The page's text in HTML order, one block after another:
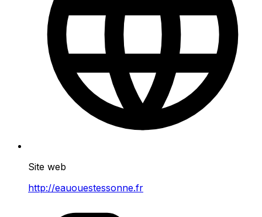
Site web
http://eauouestessonne.fr